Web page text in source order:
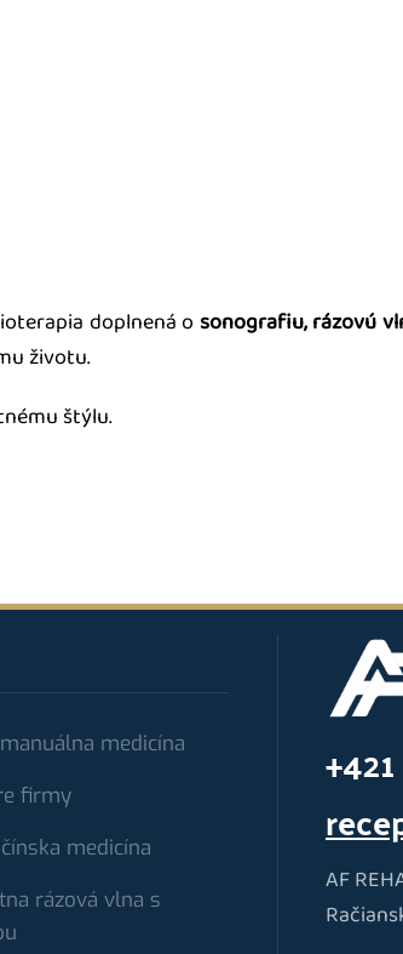
doplnená o sonografiu, rázovú
životu.
štýlu.
medicína
firmy
medicína
rázová vlna s
AF